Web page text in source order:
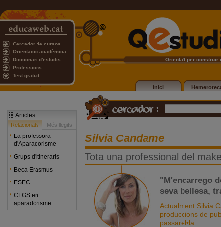
Cercador de cursos
Orientació acadèmica
Diccionari d'estudis
Professions
Test gratuït
Orienta't per construir
Inici
Articles
Relacionats Més llegits
La professora
d'Aparadorisme
Grups d'itineraris
Beca Erasmus
ESEC
CFGS en
aparadorisme
Silvia Candame
Tota una professional del
"M'encarrego
seva bellesa,
Actualment Silvia
produccions de
passarel•la.